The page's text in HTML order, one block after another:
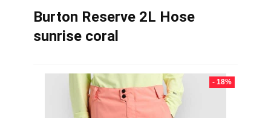
Burton Reserve 2L Hose
sunrise coral
- 18%